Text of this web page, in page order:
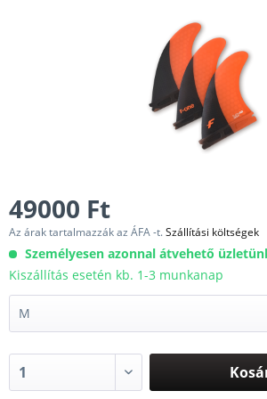
49000 Ft
Az árak tartalmazzák az ÁFA -t.Szállítási költségek
Személyesen azonnal átvehető
Kiszállítás esetén kb. 1-3 munkanap